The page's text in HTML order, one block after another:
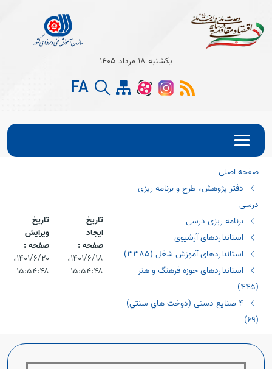
Open
یکشنبه 18 مرداد 1405
FA
صفحه اصلی
دفتر پژوهش، طرح و برنامه ریزی
درسی
برنامه ریزی درسی
استانداردهای آرشیوی
استانداردهای آموزش شغل (٣٣٨٥)
استانداردهای حوزه فرهنگ و هنر
(٤٤٥)
٤ صنایع دستی (دوخت هاي سنتي)
(٦٩)
تاریخ
ایجاد
صفحه :
۱۴۰۱/۶/۱۸،‏
۱۵:۵۴:۴۸
تاریخ
ویرایش
صفحه :
۱۴۰۱/۶/۲۰،‏
۱۵:۵۴:۴۸